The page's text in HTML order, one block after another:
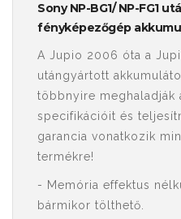
Sony NP-BG1/ NP-FG1
fényképezőgép
A Jupio 2006 óta a
utángyártott
többnyire meghaladják
specifikációit és
garancia vonatkozik
termékre!
- Memória effektus
bármikor tölthető.